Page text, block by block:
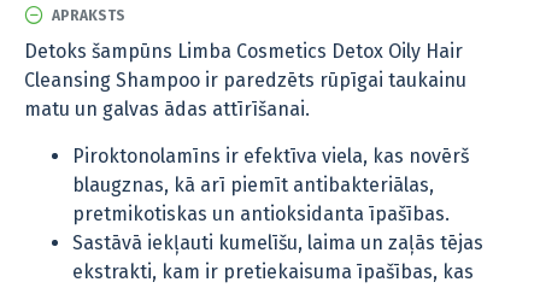
APRAKSTS
Detoks šampūns Limba Cosmetics Detox Oily Hair
Cleansing Shampoo ir paredzēts rūpīgai taukainu
matu un galvas ādas attīrīšanai.
Piroktonolamīns ir efektīva viela, kas novērš
blaugznas, kā arī piemīt antibakteriālas,
pretmikotiskas un antioksidanta īpašības.
Sastāvā iekļauti kumelīšu, laima un zaļās tējas
ekstrakti, kam ir pretiekaisuma īpašības, kas